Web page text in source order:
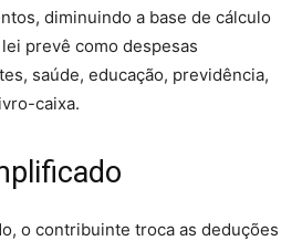
diminuindo a base de cálculo
prevê como despesas
saúde, educação, previdência,
caixa.
o contribuinte troca as deduções